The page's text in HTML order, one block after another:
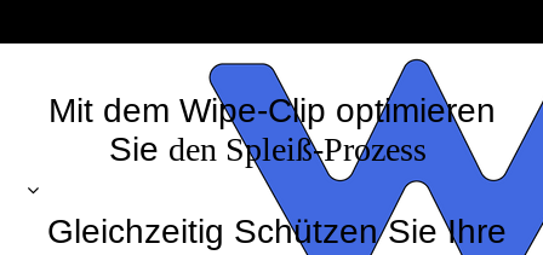
Mit dem Wipe-Clip optimieren
Sie den Spleiß-Prozess
Gleichzeitig Schützen Sie Ihre